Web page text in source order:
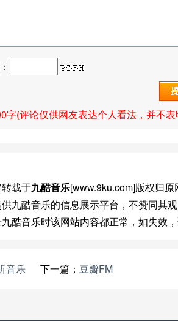
字(评论仅供网友表达个人看法，并不
载于九酷音乐[www.9ku.com]版权归原
九酷音乐的信息展示平台，不赞同其
酷音乐时该网站内容都正常，如失效，
音乐 下一篇： 豆瓣FM